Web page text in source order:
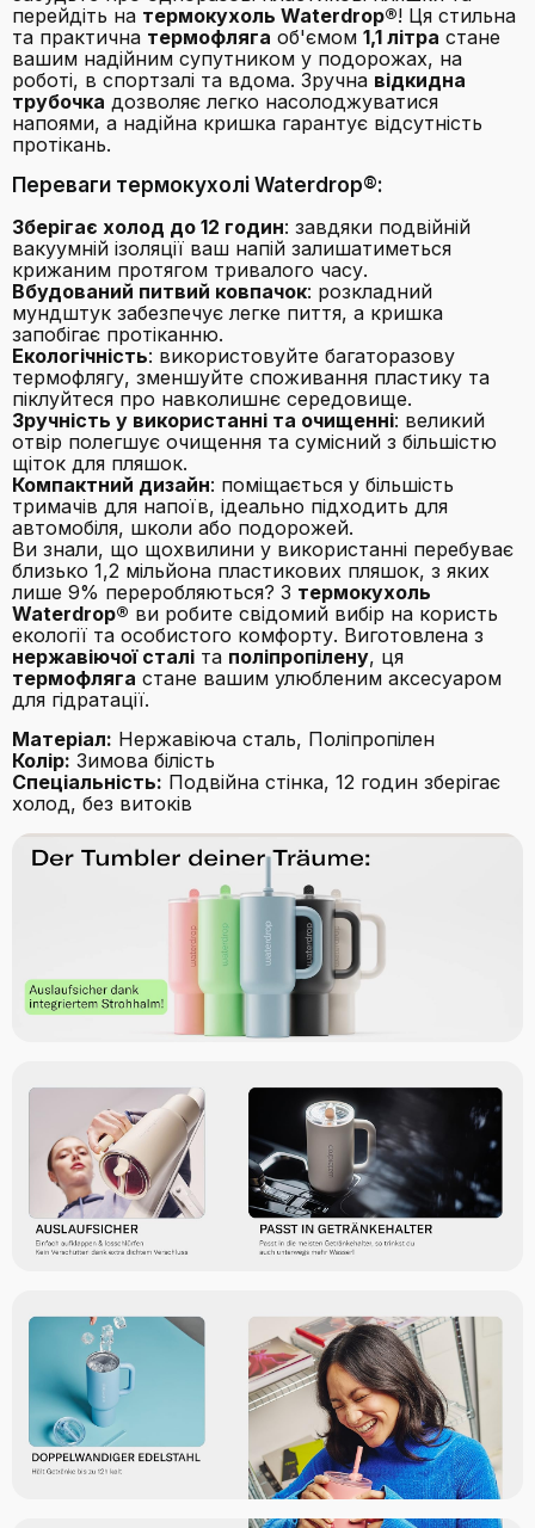
перейдіть на термокухоль Waterdrop®! Ця стильна
та практична термофляга об'ємом 1,1 літра стане
вашим надійним супутником у подорожах, на
роботі, в спортзалі та вдома. Зручна відкидна
трубочка дозволяє легко насолоджуватися
напоями, а надійна кришка гарантує відсутність
протікань.
Переваги термокухолі Waterdrop®:
Зберігає холод до 12 годин: завдяки подвійній
вакуумній ізоляції ваш напій залишатиметься
крижаним протягом тривалого часу.
Вбудований питвий ковпачок: розкладний
мундштук забезпечує легке пиття, а кришка
запобігає протіканню.
Екологічність: використовуйте багаторазову
термофлягу, зменшуйте споживання пластику та
піклуйтеся про навколишнє середовище.
Зручність у використанні та очищенні: великий
отвір полегшує очищення та сумісний з більшістю
щіток для пляшок.
Компактний дизайн: поміщається у більшість
тримачів для напоїв, ідеально підходить для
автомобіля, школи або подорожей.
Ви знали, що щохвилини у використанні перебуває
близько 1,2 мільйона пластикових пляшок, з яких
лише 9% переробляються? З термокухоль
Waterdrop® ви робите свідомий вибір на користь
екології та особистого комфорту. Виготовлена з
нержавіючої сталі та поліпропілену, ця
термофляга стане вашим улюбленим аксесуаром
для гідратації.
Матеріал: Нержавіюча сталь, Поліпропілен
Колір: Зимова білість
Спеціальність: Подвійна стінка, 12 годин зберігає
холод, без витоків